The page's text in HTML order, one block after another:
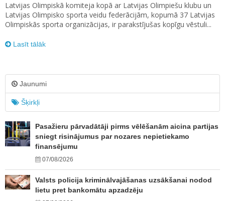
Latvijas Olimpiskā komiteja kopā ar Latvijas Olimpiešu klubu un
Latvijas Olimpisko sporta veidu federācijām, kopumā 37 Latvijas
Olimpiskās sporta organizācijas, ir parakstījušas kopīgu vēstuli...
Lasīt tālāk
Jaunumi
Šķirkļi
Pasažieru pārvadātāji pirms vēlēšanām aicina partijas
sniegt risinājumus par nozares nepietiekamo
finansējumu
07/08/2026
Valsts policija kriminālvajāšanas uzsākšanai nodod
lietu pret bankomātu apzadzēju